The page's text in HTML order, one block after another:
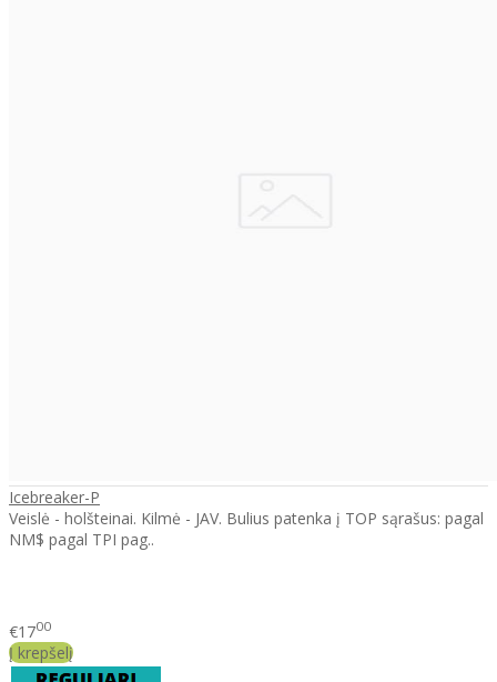
Icebreaker-P
Veislė - holšteinai. Kilmė - JAV. Bulius patenka į TOP sąrašus: pagal
NM$ pagal TPI pag..
€1700
Į krepšelį